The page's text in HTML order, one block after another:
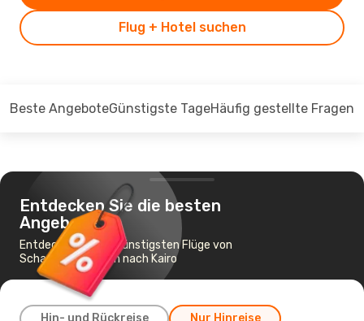
Flug + Hotel suchen
Beste AngeboteGünstigste TageHäufig gestellte Fragen
Entdecken Sie die besten
Angebote
Entdecken Sie die günstigsten Flüge von
Scharm El-Scheich nach Kairo
Hin- und Rückreise Nur Hinreise